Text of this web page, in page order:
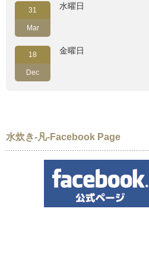
31
Mar
水曜日
18
Dec
金曜日
水炊き-凡-Facebook Page